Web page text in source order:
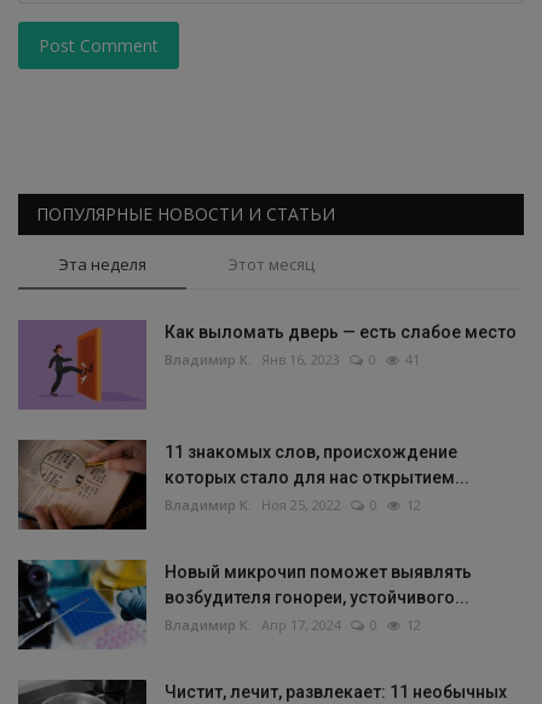
Post Comment
ПОПУЛЯРНЫЕ НОВОСТИ И СТАТЬИ
Эта неделя Этот месяц
Как выломать дверь — есть слабое место
Владимир К. Янв 16, 2023 0 41
11 знакомых слов, происхождение
которых стало для нас открытием...
Владимир К. Ноя 25, 2022 0 12
Новый микрочип поможет выявлять
возбудителя гонореи, устойчивого...
Владимир К. Апр 17, 2024 0 12
Чистит, лечит, развлекает: 11 необычных